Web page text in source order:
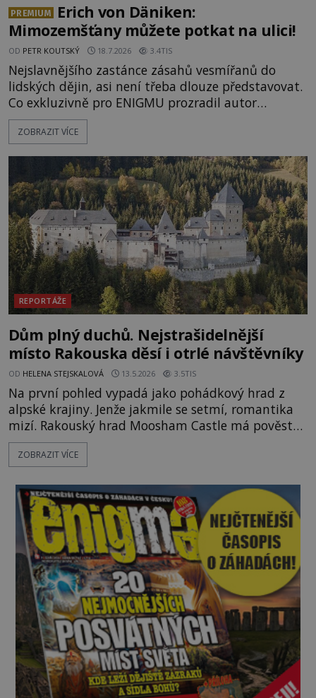
PREMIUM
Erich von Däniken:
Mimozemšťany můžete potkat na ulici!
OD PETR KOUTSKÝ 18.7.2026 3.4TIS
Nejslavnějšího zastánce zásahů vesmířanů do
lidských dějin, asi není třeba dlouze představovat.
Co exkluzivně pro ENIGMU prozradil autor
Vzpomínek na budoucnost, švýcarský badatel
Erich von Däniken? Orbitální stanice Viking 1
je umělá družice od povrchu Marsu vzdálena asi
1873 kilometrů, nachá
ZOBRAZIT VÍCE
REPORTÁŽE
Dům plný duchů. Nejstrašidelnější
místo Rakouska děsí i otrlé návštěvníky
OD HELENA STEJSKALOVÁ 13.5.2026 3.5TIS
Na první pohled vypadá jako pohádkový hrad z
alpské krajiny. Jenže jakmile se setmí, romantika
mizí. Rakouský hrad Moosham Castle má pověst
nejděsivějšího domu v celé zemi. Lidé tu údajně
slyší kroky v prázdných chodbách, šeptání ze zdí i
temná minulost mohla zanechat něco, co se
dodnes nepodařilo vysvětlit. Kamenný hrad stojí v
horách Salcburska u
ZOBRAZIT VÍCE